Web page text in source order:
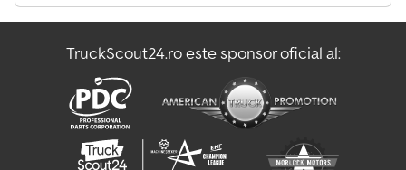
finanțare, contracte full service și servicii telematice. Vă stăm la
TruckScout24.ro este sponsor oficial al: